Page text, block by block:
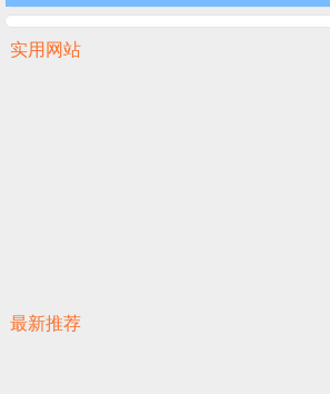
实用网站
最新推荐